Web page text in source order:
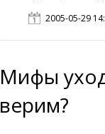
2005-05-29
Мифы
верим?